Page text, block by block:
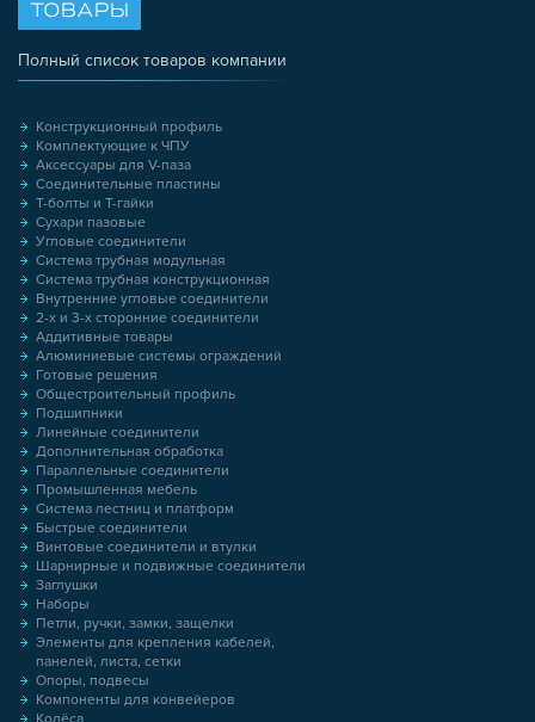
ТОВАРЫ
Полный список товаров компании
Конструкционный профиль
Комплектующие к ЧПУ
Аксессуары для V-паза
Соединительные пластины
Т-болты и Т-гайки
Сухари пазовые
Угловые соединители
Система трубная модульная
Система трубная конструкционная
Внутренние угловые соединители
2-х и 3-х сторонние соединители
Аддитивные товары
Алюминиевые системы ограждений
Готовые решения
Общестроительный профиль
Подшипники
Линейные соединители
Дополнительная обработка
Параллельные соединители
Промышленная мебель
Система лестниц и платформ
Быстрые соединители
Винтовые соединители и втулки
Шарнирные и подвижные соединители
Заглушки
Наборы
Петли, ручки, замки, защелки
Элементы для крепления кабелей,
панелей, листа, сетки
Опоры, подвесы
Компоненты для конвейеров